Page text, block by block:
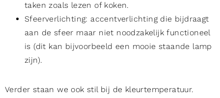
taken zoals lezen of koken.
Sfeerverlichting: accentverlichting die bijdraagt
aan de sfeer maar niet noodzakelijk functioneel
is (dit kan bijvoorbeeld een mooie staande lamp
zijn).
Verder staan we ook stil bij de kleurtemperatuur.